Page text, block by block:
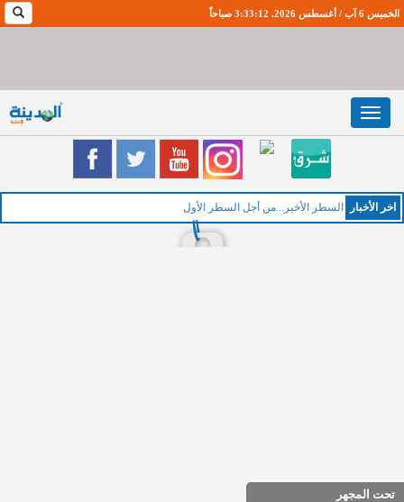
الخميس 6 آب / أغسطس 2026. 3:33:13 صباحاً
Toggle
navigation
اخر اﻷخبار ال
تحت المجهر